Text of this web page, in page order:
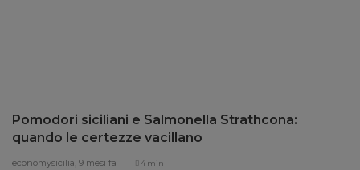
Pomodori siciliani e Salmonella Strathcona:
quando le certezze vacillano
economysicilia, 9 mesi fa 4 min